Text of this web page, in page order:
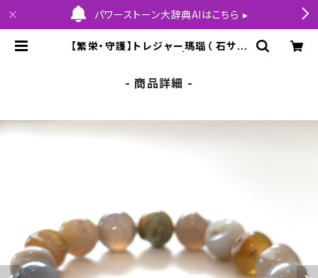
パワーストーン大辞典AIはこちら ▸
【繁栄・守護】トレジャー瑪瑙（ 石サイ
- 商品詳細 -